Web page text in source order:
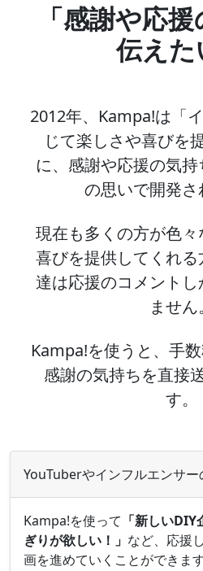
「感謝や応
伝えた
2012年、Kampa!は「
じて楽しさや喜びを
に、感謝や応援の気
の思いで開発さ
現在も多くの方が色
喜びを提供してくれ
達は応援のコメント
ません。
Kampa!を使うと、手
感謝の気持ちを直接
す。
YouTuberやインフルエンサー
Kampa!を使って 「新しい
ぎりが欲しい！」 など、応援
画を進めていくことができます